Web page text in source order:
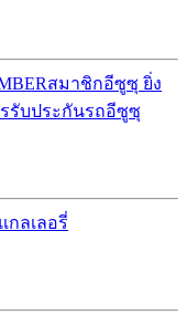
สมาชิกอีซูซุ ยิ่ง
รับประกันรถอีซูซุ
แกลเลอรี่